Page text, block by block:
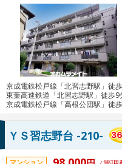
京成電鉄松戸線「北習志野駅」徒
東葉高速鉄道「北習志野駅」徒歩9
京成電鉄松戸線「高根公団駅」徒
ＹＳ習志野台 -210-
マンション